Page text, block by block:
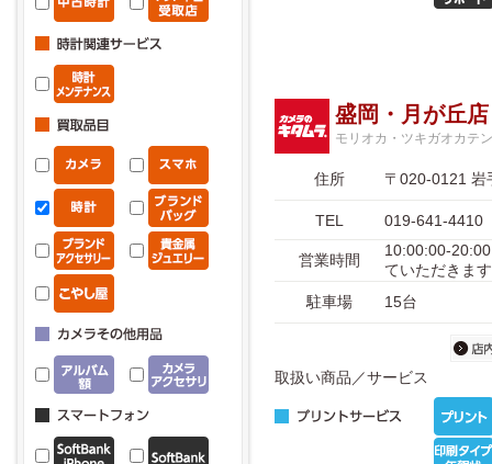
盛岡・月が丘店
モリオカ・ツキガオカテン
住所 〒020-0121 岩
TEL 019-641-4410
営業時間
10:00:00-
ていただきま
駐車場
15台
取扱い商品／サービス